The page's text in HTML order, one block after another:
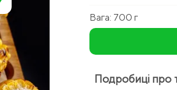
Вага: 700 г
Подробиці про